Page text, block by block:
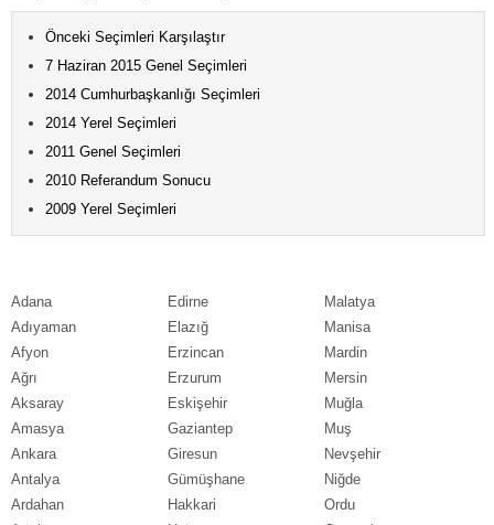
Adana
Adıyaman
Afyon
Ağrı
Aksaray
Amasya
Ankara
Antalya
Ardahan
Edirne
Elazığ
Erzincan
Erzurum
Eskişehir
Gaziantep
Giresun
Gümüşhane
Hakkari
Malatya
Manisa
Mardin
Mersin
Muğla
Muş
Nevşehir
Niğde
Ordu
Önceki Seçimleri Karşılaştır
7 Haziran 2015 Genel Seçimleri
2014 Cumhurbaşkanlığı Seçimleri
2014 Yerel Seçimleri
2011 Genel Seçimleri
2010 Referandum Sonucu
2009 Yerel Seçimleri